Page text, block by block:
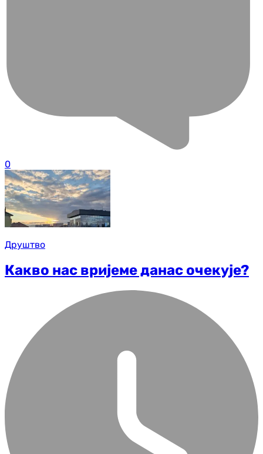
0
Друштво
Какво нас вријеме данас очекује?